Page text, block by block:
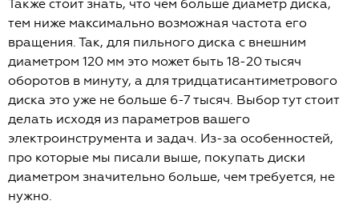
Также стоит знать, что чем больше диаметр диска,
тем ниже максимально возможная частота его
вращения. Так, для пильного диска с внешним
диаметром 120 мм это может быть 18-20 тысяч
оборотов в минуту, а для тридцатисантиметрового
диска это уже не больше 6-7 тысяч. Выбор тут стоит
делать исходя из параметров вашего
электроинструмента и задач. Из-за особенностей,
про которые мы писали выше, покупать диски
диаметром значительно больше, чем требуется, не
нужно.